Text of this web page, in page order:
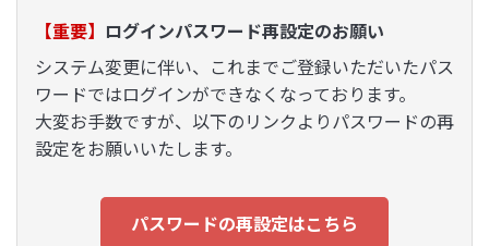
【重要】 ログインパスワード再設定のお願い
システム変更に伴い、これまでご登録いただいたパス
ワードではログインができなくなっております。
大変お手数ですが、以下のリンクよりパスワードの再
設定をお願いいたします。
パスワードの再設定はこちら